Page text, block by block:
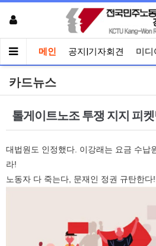
메인 공지|기자회견 미디
카드뉴스
톨게이트노조 투쟁 지지 피
대법원도 인정했다. 이강래는 요금 수납
라!
노동자 다 죽는다, 문재인 정권 규탄한다